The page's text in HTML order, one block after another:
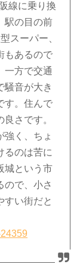
線に乗り換
駅の目の前
スーパー、
もあるので
一方で交通
騒音が大き
す。住んで
さです。
強く、ちょ
るのは苦に
城という市
ので、小さ
すい街だと